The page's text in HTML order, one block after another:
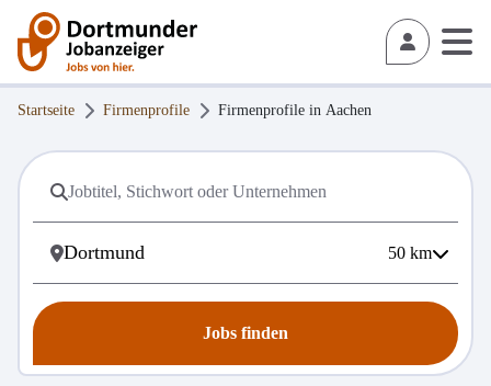
Startseite Firmenprofile Firmenprofile in Aachen
50 km
Jobs finden